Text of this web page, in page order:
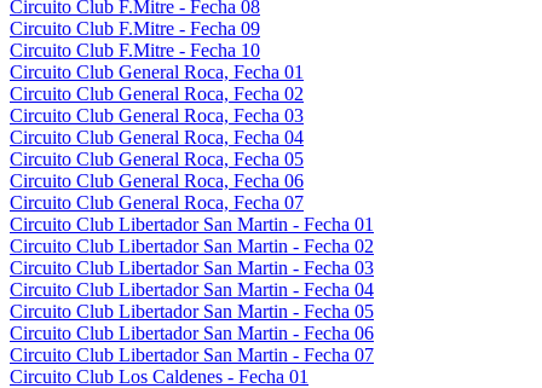
Circuito Club F.Mitre - Fecha 08
Circuito Club F.Mitre - Fecha 09
Circuito Club F.Mitre - Fecha 10
Circuito Club General Roca, Fecha 01
Circuito Club General Roca, Fecha 02
Circuito Club General Roca, Fecha 03
Circuito Club General Roca, Fecha 04
Circuito Club General Roca, Fecha 05
Circuito Club General Roca, Fecha 06
Circuito Club General Roca, Fecha 07
Circuito Club Libertador San Martin - Fecha 01
Circuito Club Libertador San Martin - Fecha 02
Circuito Club Libertador San Martin - Fecha 03
Circuito Club Libertador San Martin - Fecha 04
Circuito Club Libertador San Martin - Fecha 05
Circuito Club Libertador San Martin - Fecha 06
Circuito Club Libertador San Martin - Fecha 07
Circuito Club Los Caldenes - Fecha 01